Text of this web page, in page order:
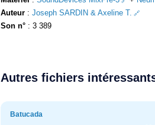
Auteur : Joseph SARDIN & Axeline T.
Son n° : 3 389
Autres fichiers
Batucada